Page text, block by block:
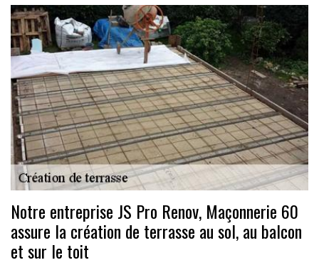
Notre entreprise JS Pro Renov, Maçonnerie 60
assure la création de terrasse au sol, au balcon
et sur le toit